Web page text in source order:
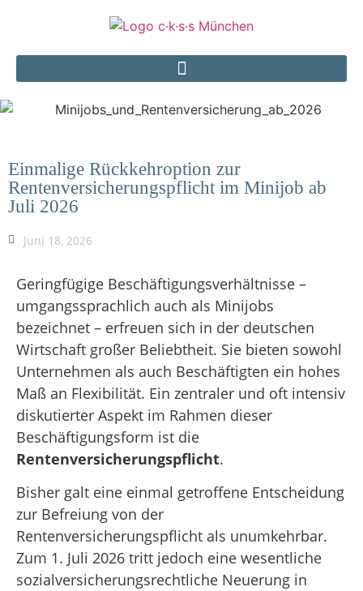
Einmalige Rückkehroption zur
Rentenversicherungspflicht im Minijob ab
Juli 2026
Juni 18, 2026
Geringfügige Beschäftigungsverhältnisse –
umgangssprachlich auch als Minijobs
bezeichnet – erfreuen sich in der deutschen
Wirtschaft großer Beliebtheit. Sie bieten sowohl
Unternehmen als auch Beschäftigten ein hohes
Maß an Flexibilität. Ein zentraler und oft intensiv
diskutierter Aspekt im Rahmen dieser
Beschäftigungsform ist die
Rentenversicherungspflicht.
Bisher galt eine einmal getroffene Entscheidung
zur Befreiung von der
Rentenversicherungspflicht als unumkehrbar.
Zum 1. Juli 2026 tritt jedoch eine wesentliche
sozialversicherungsrechtliche Neuerung in